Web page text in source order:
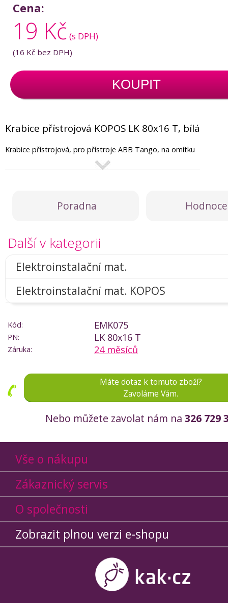
Cena:
19 Kč (s DPH)
(16 Kč bez DPH)
KOUPIT
Krabice přístrojová KOPOS LK 80x16 T, bílá
Krabice přístrojová, pro přístroje ABB Tango, na omítku
Poradna
Další v kategorii
Elektroinstalační mat.
Elektroinstalační mat. KOPOS
Kód: EMK075
PN: LK 80x16 T
Záruka: 24 měsíců
Máte dotaz k tomuto zboží?
Zavoláme Vám.
Nebo můžete zavolat nám na 326 729
Vše o nákupu
Zákaznický servis
O společnosti
Zobrazit plnou verzi e-shopu